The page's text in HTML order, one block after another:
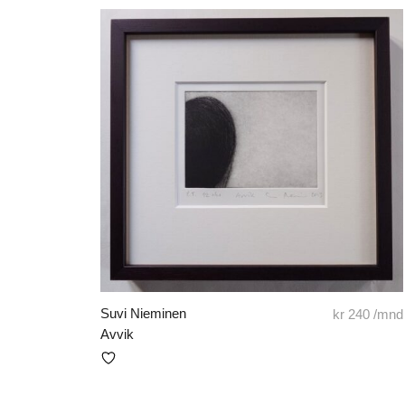
Suvi Nieminen
Avvik
kr 240 /mnd